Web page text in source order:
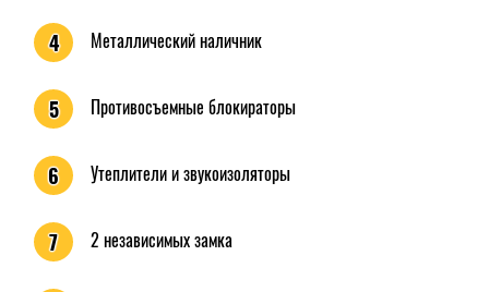
4 Металлический наличник
5 Противосъемные блокираторы
6 Утеплители и звукоизоляторы
7 2 независимых замка